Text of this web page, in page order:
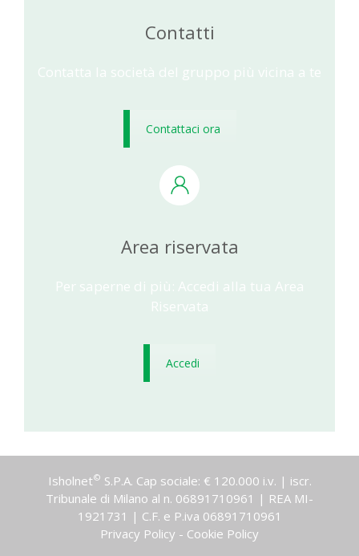
Contatti
Contatta la società del gruppo più vicina a te
Contattaci ora
Area riservata
Per saperne di più: Accedi alla tua Area
Riservata
Accedi
Isholnet© S.P.A. Cap sociale: € 120.000 i.v. | iscr.
Tribunale di Milano al n. 06891710961 | REA MI-
1921731 | C.F. e P.iva 06891710961
Privacy Policy - Cookie Policy